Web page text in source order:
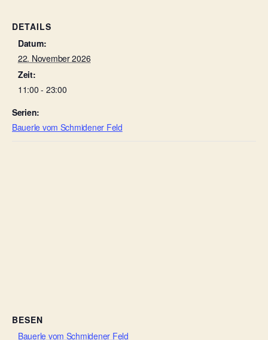
DETAILS
Datum:
22. November 2026
Zeit:
11:00 - 23:00
Serien:
Bauerle vom Schmidener Feld
BESEN
Bauerle vom Schmidener Feld